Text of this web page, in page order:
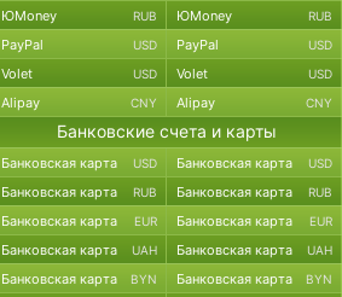
ЮMoney RUB ЮMoney RUB
PayPal USD PayPal USD
Volet USD Volet USD
Alipay CNY Alipay CNY
Банковские счета и карты
Банковская карта USD Банковская карта USD
Банковская карта RUB Банковская карта RUB
Банковская карта EUR Банковская карта EUR
Банковская карта UAH Банковская карта UAH
Банковская карта BYN Банковская карта BYN